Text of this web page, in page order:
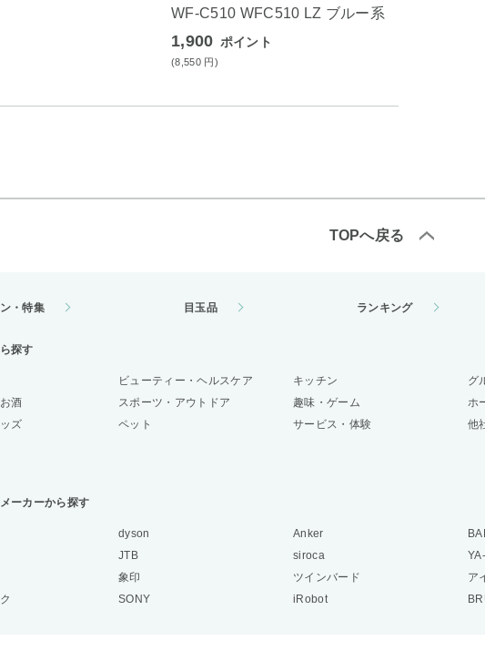
WF-C510 WFC510 LZ ブルー系
1,900 ポイント
(8,550 円)
TOPへ戻る
・特集 目玉品 ランキング
探す
ビューティー・ヘルスケア キッチン グ
酒
スポーツ・アウトドア 趣味・ゲーム ホ
ズ
ペット サービス・体験 他
ーカーから探す
dyson Anker
JTB siroca
象印 ツインバード ア
SONY iRobot